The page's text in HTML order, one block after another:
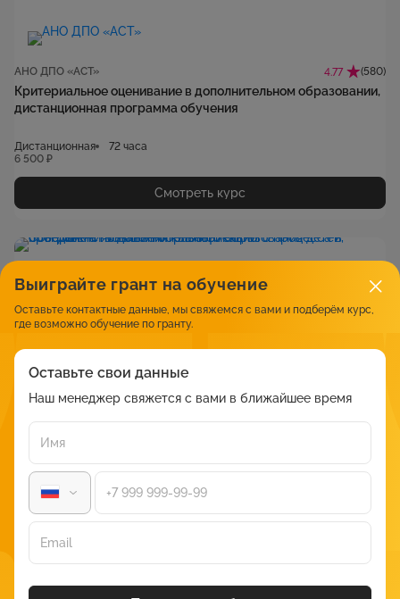
АНО ДПО «АСТ» 4.77 (580)
Критериальное оценивание в дополнительном образовании,
дистанционная программа обучения
Дистанционная
72 часа
6 500 ₽
Смотреть курс
АНО ДПО «АСТ» 4.77
Совершенствование образовательного процесса в
объединениях дополнительного образования детей,
программа повышения квалификации
Дистанционная
8 500 ₽
Смотреть курс
Выиграйте грант на обучение
Оставьте контактные данные, мы свяжемся с вами и подберём курс,
где возможно обучение по гранту.
Оставьте свои данные
Наш менеджер свяжется с вами в ближайшее время